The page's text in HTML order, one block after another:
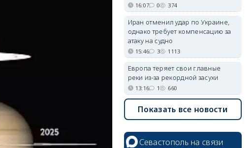
16:07 0 374
Иран отменил удар по Украине,
однако требует компенсацию за
атаку на судно
15:46 3 1113
Европа теряет свои главные
реки из-за рекордной засухи
13:16 1 660
Показать все новости
Севастополь на связи